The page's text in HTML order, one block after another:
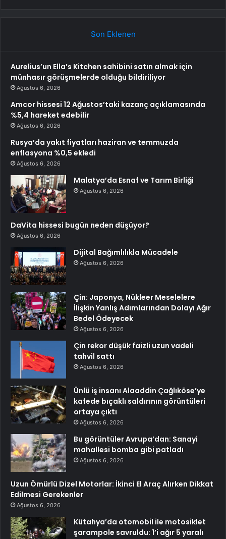
Son Eklenen
Aurelius’un Ella’s Kitchen sahibini satın almak için
münhasır görüşmelerde olduğu bildiriliyor
Ağustos 6, 2026
Amcor hissesi 12 Ağustos’taki kazanç açıklamasında
%5,4 hareket edebilir
Ağustos 6, 2026
Rusya’da yakıt fiyatları haziran ve temmuzda
enflasyona %0,5 ekledi
Ağustos 6, 2026
Malatya’da Esnaf ve Tarım Birliği
Ağustos 6, 2026
DaVita hissesi bugün neden düşüyor?
Ağustos 6, 2026
Dijital Bağımlılıkla Mücadele
Ağustos 6, 2026
Çin: Japonya, Nükleer Meselelere
İlişkin Yanlış Adımlarından Dolayı Ağır
Bedel Ödeyecek
Ağustos 6, 2026
Çin rekor düşük faizli uzun vadeli
tahvil sattı
Ağustos 6, 2026
Ünlü iş insanı Alaaddin Çağlıköse’ye
kafede bıçaklı saldırının görüntüleri
ortaya çıktı
Ağustos 6, 2026
Bu görüntüler Avrupa’dan: Sanayi
mahallesi bomba gibi patladı
Ağustos 6, 2026
Uzun Ömürlü Dizel Motorlar: İkinci El Araç Alırken Dikkat
Edilmesi Gerekenler
Ağustos 6, 2026
Kütahya’da otomobil ile motosiklet
şarampole savruldu: 1’i ağır 5 yaralı